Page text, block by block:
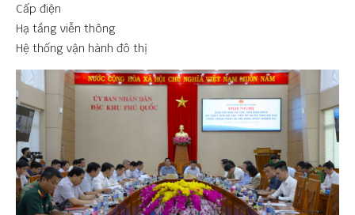
Cấp điện
Hạ tầng viễn thông
Hệ thống vận hành đô thị